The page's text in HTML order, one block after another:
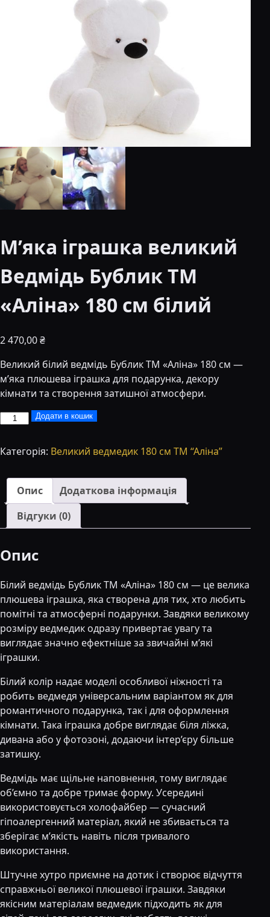
М’яка іграшка великий
Ведмідь Бублик ТМ
«Аліна» 180 см білий
2 470,00₴
Великий білий ведмідь Бублик ТМ «Аліна» 180 см —
м’яка плюшева іграшка для подарунка, декору
кімнати та створення затишної атмосфери.
М’яка
великий
Ведмідь
Бублик
«Аліна»
см
білий
кількість
Додати в кошик
Категорія: Великий ведмедик 180 см ТМ “Аліна”
Опис
Додаткова інформація
Відгуки (0)
Опис
Білий ведмідь Бублик ТМ «Аліна» 180 см — це велика
плюшева іграшка, яка створена для тих, хто любить
помітні та атмосферні подарунки. Завдяки великому
розміру ведмедик одразу привертає увагу та
виглядає значно ефектніше за звичайні м’які
іграшки.
Білий колір надає моделі особливої ніжності та
робить ведмедя універсальним варіантом як для
романтичного подарунка, так і для оформлення
кімнати. Така іграшка добре виглядає біля ліжка,
дивана або у фотозоні, додаючи інтер’єру більше
затишку.
Ведмідь має щільне наповнення, тому виглядає
об’ємно та добре тримає форму. Усередині
використовується холофайбер — сучасний
гіпоалергенний матеріал, який не збивається та
зберігає м’якість навіть після тривалого
використання.
Штучне хутро приємне на дотик і створює відчуття
справжньої великої плюшевої іграшки. Завдяки
якісним матеріалам ведмедик підходить як для